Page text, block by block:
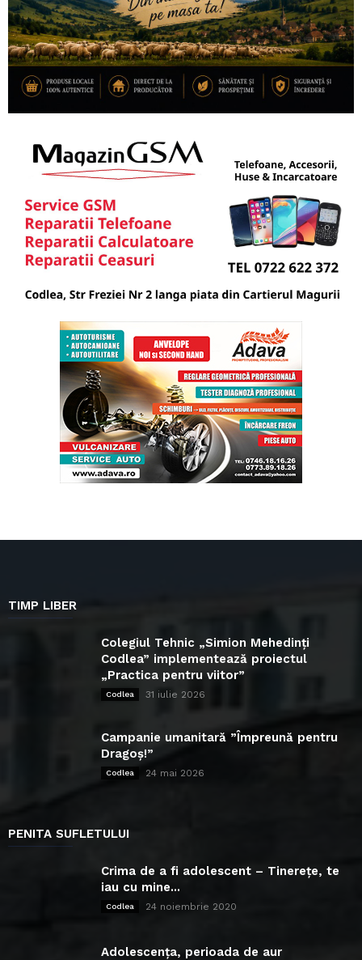
TIMP LIBER
Colegiul Tehnic „Simion Mehedinți
Codlea” implementează proiectul
„Practica pentru viitor”
Codlea 31 iulie 2026
Campanie umanitară ”Împreună pentru
Dragoș!”
Codlea 24 mai 2026
PENITA SUFLETULUI
Crima de a fi adolescent – Tinerețe, te
iau cu mine...
Codlea 24 noiembrie 2020
Adolescența, perioada de aur